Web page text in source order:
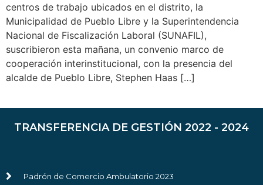
centros de trabajo ubicados en el distrito, la
Municipalidad de Pueblo Libre y la Superintendencia
Nacional de Fiscalización Laboral (SUNAFIL),
suscribieron esta mañana, un convenio marco de
cooperación interinstitucional, con la presencia del
alcalde de Pueblo Libre, Stephen Haas […]
TRANSFERENCIA DE GESTIÓN 2022 - 2024
Padrón de Comercio Ambulatorio 2023